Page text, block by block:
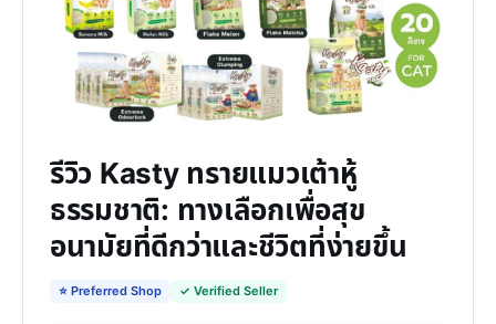
รีวิว Kasty ทรายแมวเต้าหู้
ธรรมชาติ: ทางเลือกเพื่อสุข
อนามัยที่ดีกว่าและชีวิตที่ง่ายขึ้น
⭐ Preferred Shop ✓ Verified Seller